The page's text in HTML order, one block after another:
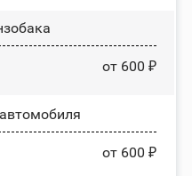
от 600 ₽
от 600 ₽